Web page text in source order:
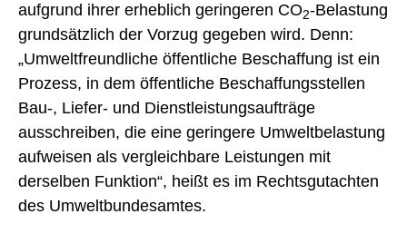
aufgrund ihrer erheblich geringeren CO2-Belastung
grundsätzlich der Vorzug gegeben wird. Denn:
„Umweltfreundliche öffentliche Beschaffung ist ein
Prozess, in dem öffentliche Beschaffungsstellen
Bau-, Liefer- und Dienstleistungsaufträge
ausschreiben, die eine geringere Umweltbelastung
aufweisen als vergleichbare Leistungen mit
derselben Funktion“, heißt es im Rechtsgutachten
des Umweltbundesamtes.